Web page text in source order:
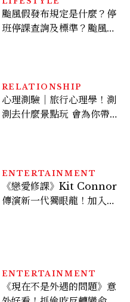
颱風假發布規定是什麼？停
班停課查詢及標準？颱風假
RELATIONSHIP
心理測驗｜旅行心理學！測
測去什麼景點玩 會為你帶來
ENTERTAINMENT
《戀愛修課》Kit Connor
傳演新一代獨眼龍！加入新
ENTERTAINMENT
《現在不是外遇的問題》意